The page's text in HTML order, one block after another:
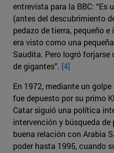
entrevista para la BBC:
(antes del descubrimiento
pedazo de tierra, pequeño
era visto como una
Saudita. Pero logró forjarse
de gigantes”. [4]
En 1972, mediante un
fue depuesto por su primo
Catar siguió una política
intervención y búsqueda
buena relación con Arabia
poder hasta 1995, cuando